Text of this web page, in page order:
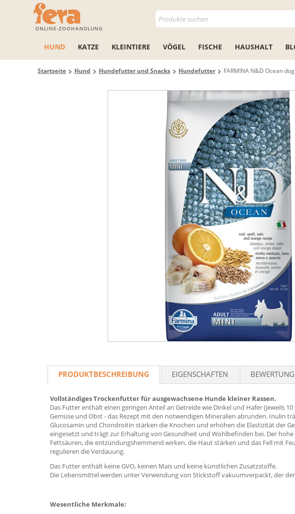
ONLINE-ZOOHANDLUNG
HUND KATZE KLEINTIERE VÖGEL FISCHE HAUSHALT
Startseite Hund Hundefutter und Snacks Hundefutter FARMINA N&D Ocean
PRODUKTBESCHREIBUNG EIGENSCHAFTEN
Vollständiges Trockenfutter für ausgewachsene Hunde kleiner Rassen.
Das Futter enthält einen geringen Anteil an Getreide wie Dinkel und Hafer (jeweils
Gemüse und Obst - das Rezept mit den notwendigen Mineralien abrunden. Inulin
Glucosamin und Chondroitin stärken die Knochen und erhöhen die Elastizität der
eingesetzt und trägt zur Erhaltung von Gesundheit und Wohlbefinden bei. Der
Fettsäuren, die entzündungshemmend wirken, die Haut stärken und das Fell mit
regulieren die Verdauung.
Das Futter enthält keine GVO, keinen Mais und keine künstlichen Zusatzstoffe.
Die Lebensmittel werden unter Verwendung von Stickstoff vakuumverpackt, der
Wesentliche Merkmale: